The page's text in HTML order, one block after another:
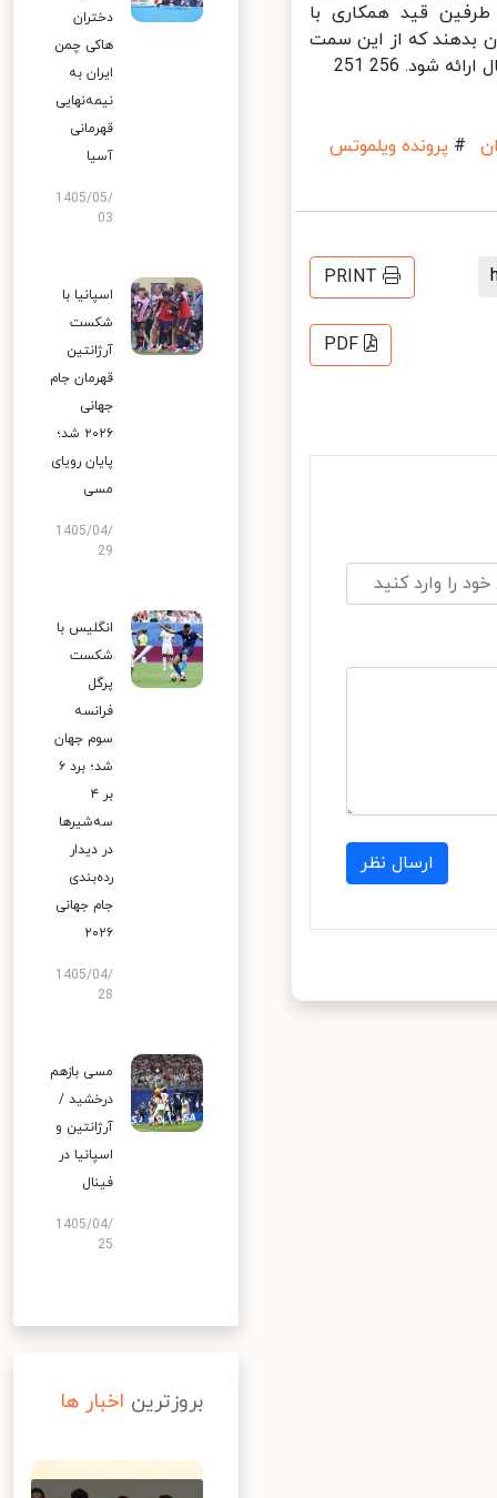
قید همکاری با
بدهند که از این سمت
256 251
پرونده ویلموتس
PRINT
PDF
ارسال نظر
دختران
هاکی چمن
ایران به
نیمه‌نهایی
قهرمانی
آسیا
1405/05/
03
اسپانیا با
شکست
آرژانتین
قهرمان جام
جهانی
۲۰۲۶ شد؛
پایان رویای
مسی
1405/04/
29
انگلیس با
شکست
پرگل
فرانسه
سوم جهان
شد؛ برد ۶
بر ۴
سه‌شیرها
در دیدار
رده‌بندی
جام جهانی
۲۰۲۶
1405/04/
28
مسی بازهم
درخشید /
آرژانتین و
اسپانیا در
فینال
1405/04/
25
بروزترین اخبار ها